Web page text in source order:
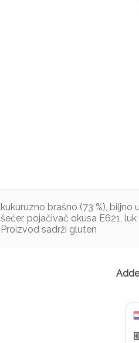
kukuruzno brašno (73 %), biljno
šećer, pojačivač okusa E621,
Proizvod sadrži gluten